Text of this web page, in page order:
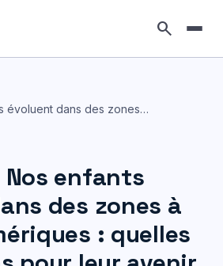
search
évoluent dans des zones…
Nos enfants
des zones à
: quelles